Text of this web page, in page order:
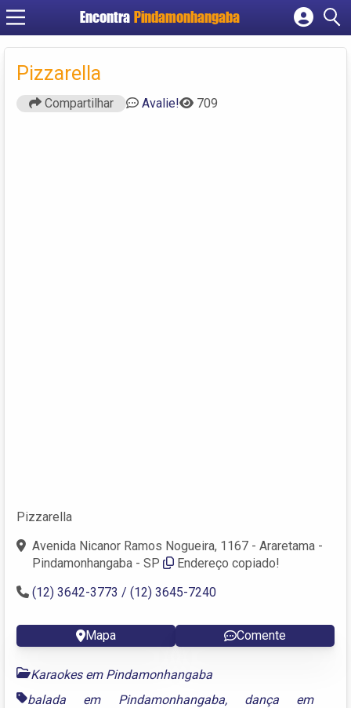
Encontra Pindamonhangaba
Cadastrar empresa
Pizzarella
Compartilhar Avalie! 709
Pizzarella
Avenida Nicanor Ramos Nogueira, 1167 - Araretama -
Pindamonhangaba - SP
Endereço copiado!
(12) 3642-3773 / (12) 3645-7240
Mapa Comente
Karaokes em Pindamonhangaba
balada em Pindamonhangaba, dança em